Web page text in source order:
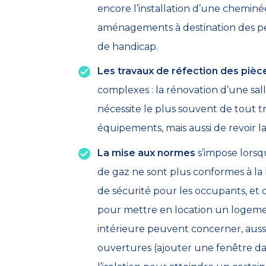
encore l’installation d’une
aménagements à destination des
de handicap.
Les travaux de réfection des
complexes : la rénovation d’une
nécessite le plus souvent de tout
équipements, mais aussi de revoir
La mise aux normes s’impose
de gaz ne sont plus conformes à la
de sécurité pour les occupants, et
pour mettre en location un
intérieure peuvent concerner,
ouvertures (ajouter une fenêtre